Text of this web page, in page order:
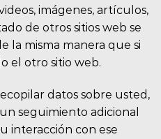
imágenes, artículos,
de otros sitios web se
la misma manera que si
el otro sitio web.
datos sobre usted,
seguimiento adicional
interacción con ese